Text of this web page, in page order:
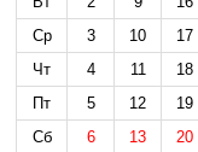
Ср
3 10 17
Чт
4 11 18
Пт
5 12 19
Сб
6 13 20